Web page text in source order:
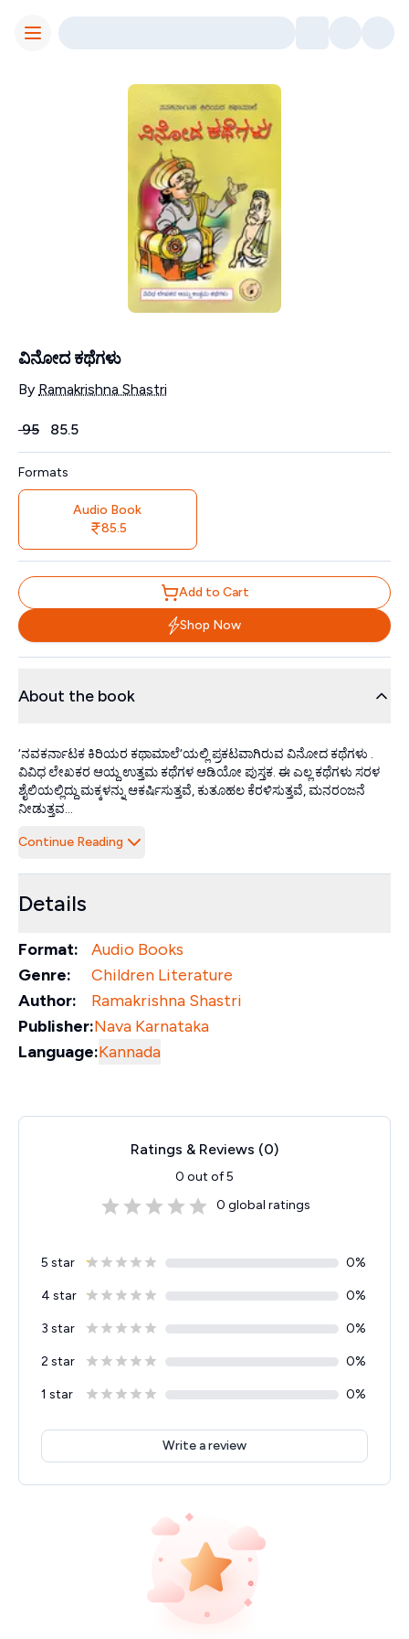
Toggle Menu
ವಿನೋದ ಕಥೆಗಳು
Contributors
By Ramakrishna Shastri
Price
₹95 85.5
Formats
Audio Book
85.5
Add to Cart
Shop Now
About the book
‘ನವಕರ್ನಾಟಕ ಕಿರಿಯರ ಕಥಾಮಾಲೆ‘ಯಲ್ಲಿ ಪ್ರಕಟವಾಗಿರುವ ವಿನೋದ ಕಥೆಗಳು .
ವಿವಿಧ ಲೇಖಕರ ಆಯ್ದ ಉತ್ತಮ ಕಥೆಗಳ ಆಡಿಯೋ ಪುಸ್ತಕ. ಈ ಎಲ್ಲ ಕಥೆಗಳು ಸರಳ
ಶೈಲಿಯಲ್ಲಿದ್ದು ಮಕ್ಕಳನ್ನು ಆಕರ್ಷಿಸುತ್ತವೆ, ಕುತೂಹಲ ಕೆರಳಿಸುತ್ತವೆ, ಮನರಂಜನೆ
ನೀಡುತ್ತವ...
Continue Reading
Details
Format:
Audio Books
Genre:
Children Literature
Author:
Ramakrishna Shastri
Publisher:Nava Karnataka
Language:Kannada
Ratings & Reviews (0)
0 out of 5
0 global ratings
5 star 0%
4 star 0%
3 star 0%
2 star 0%
1 star 0%
Write a review